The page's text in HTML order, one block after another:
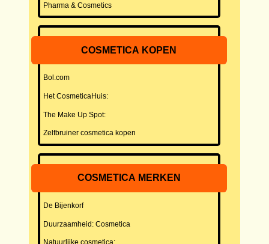
Pharma & Cosmetics
COSMETICA KOPEN
Bol.com
Het CosmeticaHuis:
The Make Up Spot:
Zelfbruiner cosmetica kopen
COSMETICA MERKEN
De Bijenkorf
Duurzaamheid: Cosmetica